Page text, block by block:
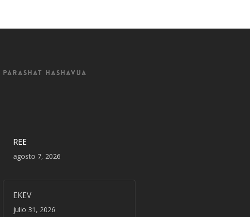
Parashat Hashavua
REE
agosto 7, 2026
EKEV
julio 31, 2026